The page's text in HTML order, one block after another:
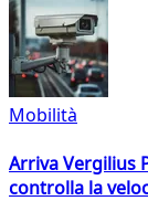
Mobilità
Arriva Vergilius
controlla la